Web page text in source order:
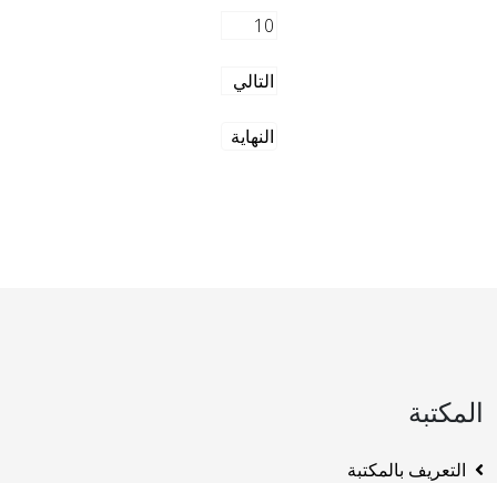
10
التالي
النهاية
المكتبة
التعريف بالمكتبة